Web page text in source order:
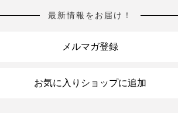
最新情報をお届け！
メルマガ登録
お気に入りショップに追加